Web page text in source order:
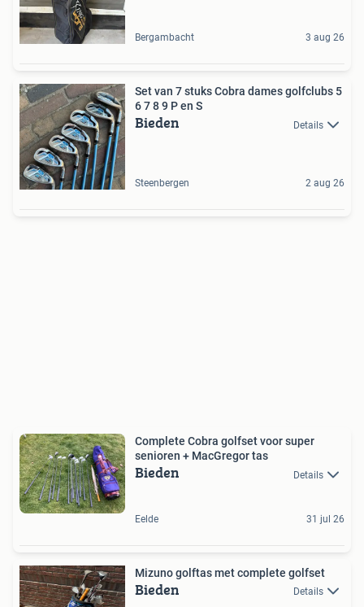
Bergambacht 3 aug 26
Set van 7 stuks Cobra dames golfclubs 5
6 7 8 9 P en S
Bieden Details
Steenbergen 2 aug 26
Complete Cobra golfset voor super
senioren + MacGregor tas
Bieden Details
Eelde 31 jul 26
Mizuno golftas met complete golfset
Bieden Details